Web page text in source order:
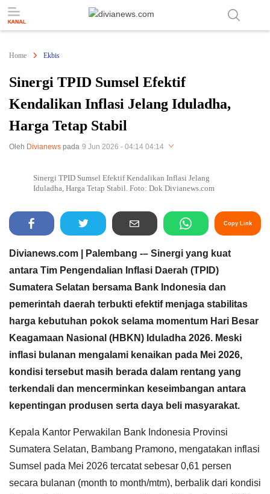
Home Ekbis
Sinergi TPID Sumsel Efektif
Kendalikan Inflasi Jelang Iduladha,
Harga Tetap Stabil
Oleh Divianews pada 9 Jun 2026 - 04:14 04:14
Sinergi TPID Sumsel Efektif Kendalikan Inflasi Jelang
Iduladha, Harga Tetap Stabil. Foto: Dok Divianews.com
Copy Link
Divianews.com | Palembang -– Sinergi yang kuat
antara Tim Pengendalian Inflasi Daerah (TPID)
Sumatera Selatan bersama Bank Indonesia dan
pemerintah daerah terbukti efektif menjaga stabilitas
harga kebutuhan pokok selama momentum Hari Besar
Keagamaan Nasional (HBKN) Iduladha 2026. Meski
inflasi bulanan mengalami kenaikan pada Mei 2026,
kondisi tersebut masih berada dalam rentang yang
terkendali dan mencerminkan keseimbangan antara
kepentingan produsen serta daya beli masyarakat.
Kepala Kantor Perwakilan Bank Indonesia Provinsi
Sumatera Selatan, Bambang Pramono, mengatakan inflasi
Sumsel pada Mei 2026 tercatat sebesar 0,61 persen
secara bulanan (month to month/mtm), berbalik dari kondisi